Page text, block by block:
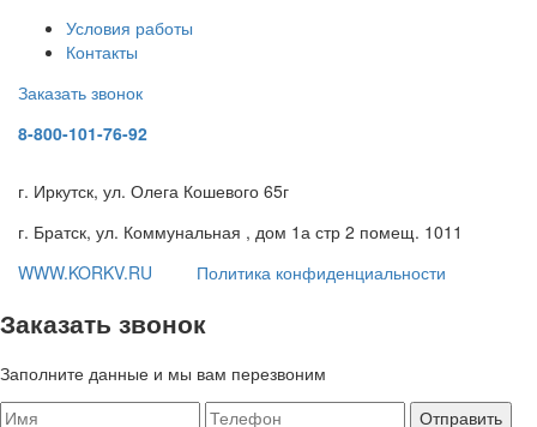
Условия работы
Контакты
Заказать звонок
8-800-101-76-92
г. Иркутск, ул. Олега Кошевого 65г
г. Братск, ул. Коммунальная , дом 1а стр 2 помещ. 1011
WWW.KORKV.RU
Политика конфиденциальности
Заказать звонок
Заполните данные и мы вам перезвоним